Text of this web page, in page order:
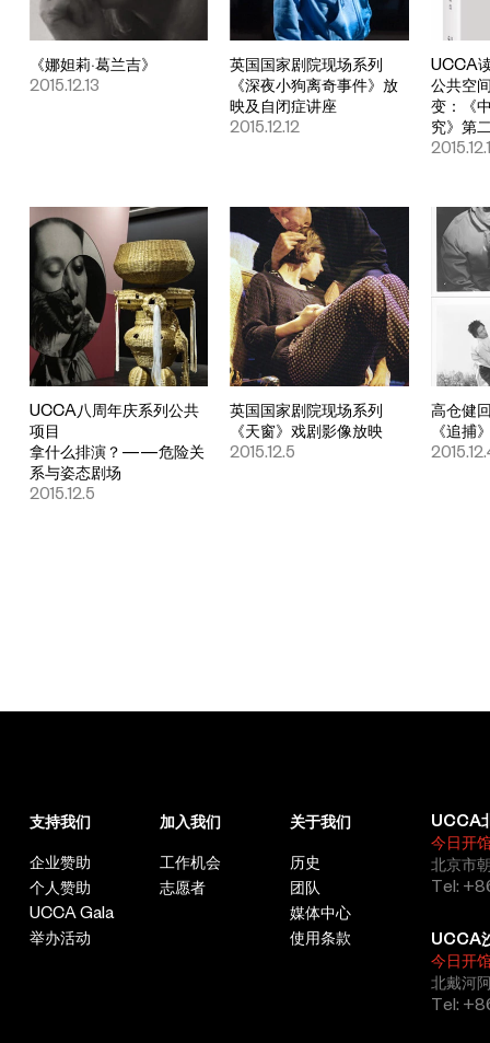
《娜妲莉·葛兰吉》
2015.12.13
英国国家剧院现场系列
《深夜小狗离奇事件》放
映及自闭症讲座
2015.12.12
UCCA
公共空
变：《
究》第
UCCA八周年庆系列公共
项目
拿什么排演？——危险关
系与姿态剧场
2015.12.5
英国国家剧院现场系列
《天窗》戏剧影像放映
2015.12.5
高仓健
《追捕
支持我们
企业赞助
个人赞助
UCCA Gala
举办活动
加入我们
工作机会
志愿者
关于我们
历史
团队
媒体中心
使用条款
UCCA
今日开
北京市
Tel:
UCCA
今日开
北戴河
Tel: